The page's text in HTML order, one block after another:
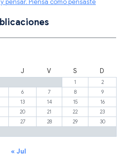
J V S D
1
2
6 7 8
9
13 14 15
16
20 21 22
23
27 28 29
30
« Jul